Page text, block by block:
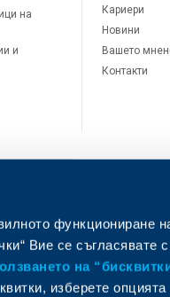
функциониране
Вие се съгласявате
на
изберете
на
и
Кариери
Новини
Вашето
Контакти